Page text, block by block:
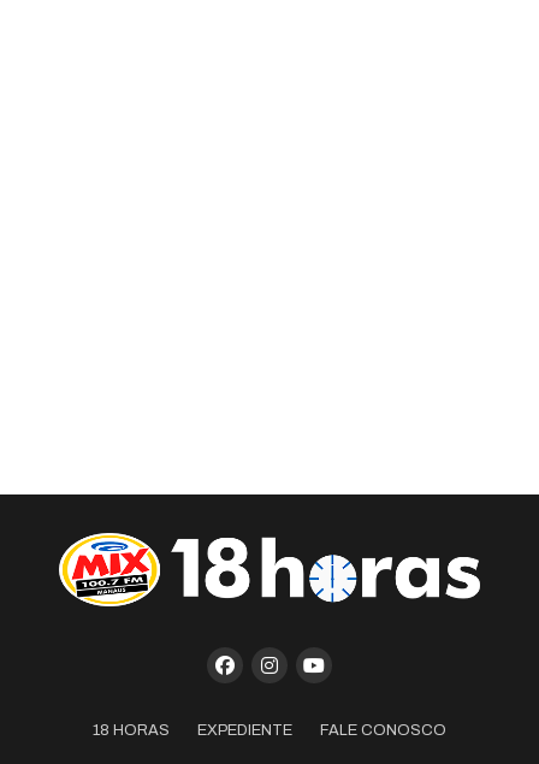
18 HORAS EXPEDIENTE FALE CONOSCO